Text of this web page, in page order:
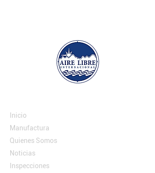
Inicio
Manufactura
Quienes Somos
Noticias
Inspecciones